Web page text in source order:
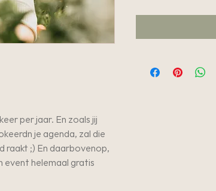
per jaar. En zoals jij
je agenda, zal die
raakt ;) En daarbovenop,
event helemaal gratis